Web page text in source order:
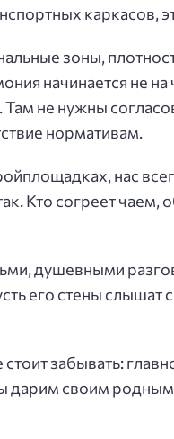
каркасов,
зоны,
начинается не на
не нужны
нормативам.
нас
Кто согреет чаем,
душевными
его стены слышат
забывать:
дарим своим